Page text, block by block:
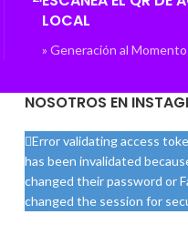
LOCAL
» Generación al Momento
NOSOTROS EN
Error validating access
has been invalidated
changed their password or
changed the session for